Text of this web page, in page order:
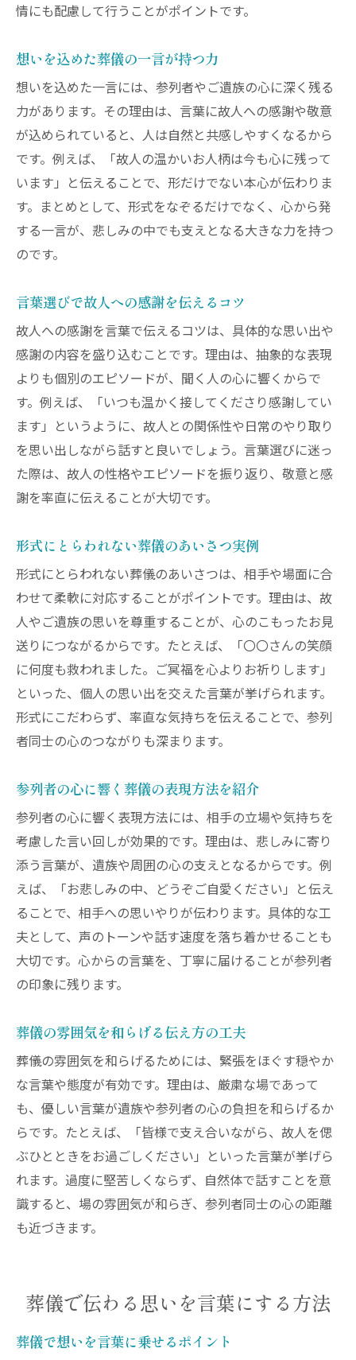
川崎市での葬儀に求められる礼儀とは
葬儀の服装や行動マナーを再確認する
葬儀に参列する際の心遣いのポイント
地元に根付く葬儀の独自マナーを解説
故人への感謝を葬儀で表すあいさつ術
葬儀で伝える故人への感謝の気持ち
心からの葬儀のあいさつの作り方
思い出を織り交ぜた葬儀の表現法
感謝を伝える葬儀の言葉選びの工夫
葬儀の場で失礼にならない言葉選びのコツ
葬儀で避けるべき言葉とその理由
丁寧な葬儀のあいさつ文例を紹介
相手を思いやる葬儀の表現ポイント
失礼にならない葬儀の語彙選びの基本
葬儀で誤解を招かない伝え方の工夫
安心して使える葬儀の挨拶言葉集
すぐ使える葬儀の簡単なあいさつ例
状況別に応じた葬儀の例文活用法
短くても心の伝わる葬儀の一言集
実際に役立つ葬儀の挨拶文の特徴
簡潔で失礼のない葬儀の言葉の選び方
安心して使える葬儀のあいさつ実践法
葬儀後のあいさつを伝えるタイミングとは
葬儀後のあいさつはいつ行うのが適切か
遺族への配慮を込めた葬儀後のあいさつ
葬儀後に伝える感謝の伝え方のコツ
葬儀後の挨拶状やお礼の作法を解説
タイミングを逃さない葬儀のあいさつ実例
安心して葬儀に臨むための心構えと準備
葬儀前に整えておきたい心の準備
安心して葬儀を迎えるための基礎知識
葬儀に必要な準備と心構えのポイント
葬儀で後悔しないための事前準備法
落ち着いて葬儀に臨むための心の持ち方
情にも配慮して行うことがポイントです。
想いを込めた葬儀の一言が持つ力
想いを込めた一言には、参列者やご遺族の心に深く残る
力があります。その理由は、言葉に故人への感謝や敬意
が込められていると、人は自然と共感しやすくなるから
です。例えば、「故人の温かいお人柄は今も心に残って
います」と伝えることで、形だけでない本心が伝わりま
す。まとめとして、形式をなぞるだけでなく、心から発
する一言が、悲しみの中でも支えとなる大きな力を持つ
のです。
言葉選びで故人への感謝を伝えるコツ
故人への感謝を言葉で伝えるコツは、具体的な思い出や
感謝の内容を盛り込むことです。理由は、抽象的な表現
よりも個別のエピソードが、聞く人の心に響くからで
す。例えば、「いつも温かく接してくださり感謝してい
ます」というように、故人との関係性や日常のやり取り
を思い出しながら話すと良いでしょう。言葉選びに迷っ
た際は、故人の性格やエピソードを振り返り、敬意と感
謝を率直に伝えることが大切です。
形式にとらわれない葬儀のあいさつ実例
形式にとらわれない葬儀のあいさつは、相手や場面に合
わせて柔軟に対応することがポイントです。理由は、故
人やご遺族の思いを尊重することが、心のこもったお見
送りにつながるからです。たとえば、「〇〇さんの笑顔
に何度も救われました。ご冥福を心よりお祈りします」
といった、個人の思い出を交えた言葉が挙げられます。
形式にこだわらず、率直な気持ちを伝えることで、参列
者同士の心のつながりも深まります。
参列者の心に響く葬儀の表現方法を紹介
参列者の心に響く表現方法には、相手の立場や気持ちを
考慮した言い回しが効果的です。理由は、悲しみに寄り
添う言葉が、遺族や周囲の心の支えとなるからです。例
えば、「お悲しみの中、どうぞご自愛ください」と伝え
ることで、相手への思いやりが伝わります。具体的な工
夫として、声のトーンや話す速度を落ち着かせることも
大切です。心からの言葉を、丁寧に届けることが参列者
の印象に残ります。
葬儀の雰囲気を和らげる伝え方の工夫
葬儀の雰囲気を和らげるためには、緊張をほぐす穏やか
な言葉や態度が有効です。理由は、厳粛な場であって
も、優しい言葉が遺族や参列者の心の負担を和らげるか
らです。たとえば、「皆様で支え合いながら、故人を偲
ぶひとときをお過ごしください」といった言葉が挙げら
れます。過度に堅苦しくならず、自然体で話すことを意
識すると、場の雰囲気が和らぎ、参列者同士の心の距離
も近づきます。
葬儀で伝わる思いを言葉にする方法
葬儀で想いを言葉に乗せるポイント